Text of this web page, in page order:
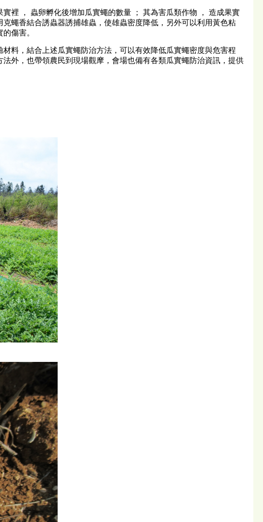
裡 ， 蟲卵孵化後增加瓜實蠅的數量 ； 其為害瓜類作物 ， 造成果實
蠅香結合誘蟲器誘捕雄蟲，使雄蟲密度降低，另外可以利用黃色粘
傷害。
料，結合上述瓜實蠅防治方法，可以有效降低瓜實蠅密度與危害程
外，也帶領農民到現場觀摩，會場也備有各類瓜實蠅防治資訊，提供